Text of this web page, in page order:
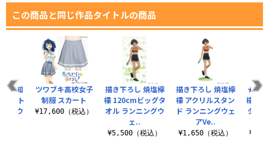
この商品と同じ作品タイトルの商品
描き下ろし 焼塩檸
檬 120cmビッグタ
オル ランニングウ
ェ..
¥5,500（税込）
描き下ろし 焼塩檸
檬 アクリルスタン
ド ランニングウェ
アVe..
¥1,650（税込）
★限
檬・
タ付
鞠知
スト
グウ
ツワブキ高校女子
制服 スカート
¥17,600（税込）